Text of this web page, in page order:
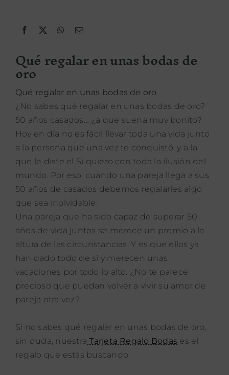
Buscar:
Qué regalar en unas bodas de
oro
Qué regalar en unas bodas de oro
¿No sabes qué regalar en unas bodas de oro?
50 años casados… ¿a que suena muy bonito?
Hoy en día no es fácil llevar toda una vida junto
a la persona que una vez te conquistó, y a la
que le diste el Sí quiero con toda la ilusión del
mundo. Por eso, cuando una pareja llega a sus
50 años de casados debemos regalarles algo
que sea inolvidable.
Una pareja que ha sido capaz de superar 50
años de vida juntos se merece un premio a la
altura de las circunstancias Y es que ellos ya
han dado todo de sí y merecen unas
vacaciones por todo lo alto. ¿No te parece
precioso que puedan volver a vivir su amor de
pareja otra vez?
Si no sabes qué regalar en unas bodas de oro,
sin duda, nuestra Tarjeta Regalo Bodas es el
regalo que estás buscando.